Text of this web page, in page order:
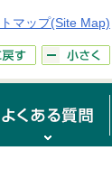
マップ(Site Map)